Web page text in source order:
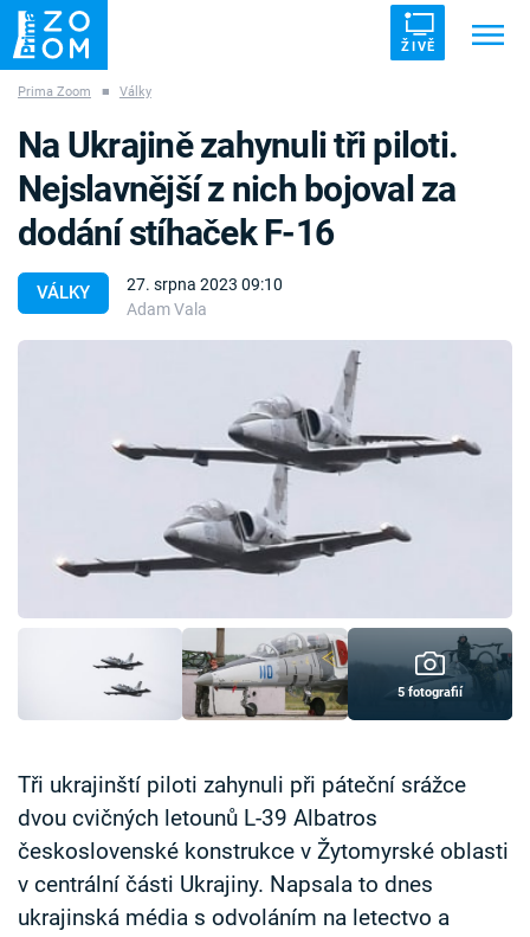
ŽIVĚ
ZÁHADY VETŘELCI DÁVNOVĚKU
Témata
Časopis
Sledujte prima+
Přihlášení
Sledujte nás
Prima Zoom ■ Války
VÁLKY
27. srpna 2023 09:10
Adam Vala
Na Ukrajině zahynuli tři piloti.
Nejslavnější z nich bojoval za
dodání stíhaček F-16
5 fotografií
Tři ukrajinští piloti zahynuli při páteční srážce
dvou cvičných letounů L-39 Albatros
československé konstrukce v Žytomyrské oblasti
v centrální části Ukrajiny. Napsala to dnes
ukrajinská média s odvoláním na letectvo a